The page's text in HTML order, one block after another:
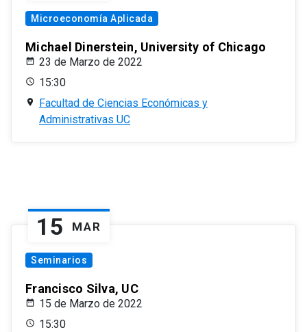
Microeconomía Aplicada
Michael Dinerstein, University of Chicago
23 de Marzo de 2022
15:30
Facultad de Ciencias Económicas y
Administrativas UC
15 MAR
Seminarios
Francisco Silva, UC
15 de Marzo de 2022
15:30